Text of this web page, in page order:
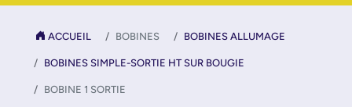
ACCUEIL BOBINES BOBINES ALLUMAGE
BOBINES SIMPLE-SORTIE HT SUR BOUGIE
BOBINE 1 SORTIE